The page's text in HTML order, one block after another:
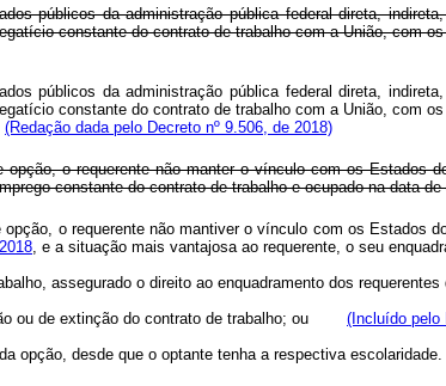
públicos da administração pública federal direta,
constante do contrato de trabalho com a União, com
públicos da administração pública federal direta,
constante do contrato de trabalho com a União, com
(Redação dada pelo Decreto nº 9.506, de 2018)
opção, o requerente não manter o vínculo com os Estados
constante do contrato de trabalho e ocupado na
o requerente não mantiver o vínculo com os Estados
, e a situação mais vantajosa ao requerente, o seu
assegurado o direito ao enquadramento dos
ou de extinção do contrato de trabalho; ou (Incluído pelo
da opção, desde que o optante tenha a respectiva